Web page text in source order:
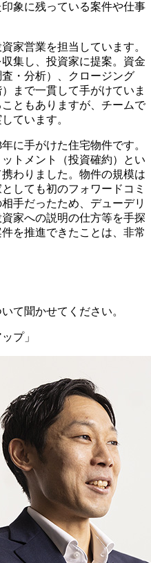
象に残っている案件や仕事
家営業を担当しています。
集し、投資家に提案。資金
・分析）、クロージング
まで一貫して手がけていま
ともありますが、チームで
ています。
に手がけた住宅物件です。
トメント（投資確約）とい
わりました。物件の規模は
しても初のフォワードコミ
手だったため、デューデリ
家への説明の仕方等を手探
を推進できたことは、非常
て聞かせてください。
プ」